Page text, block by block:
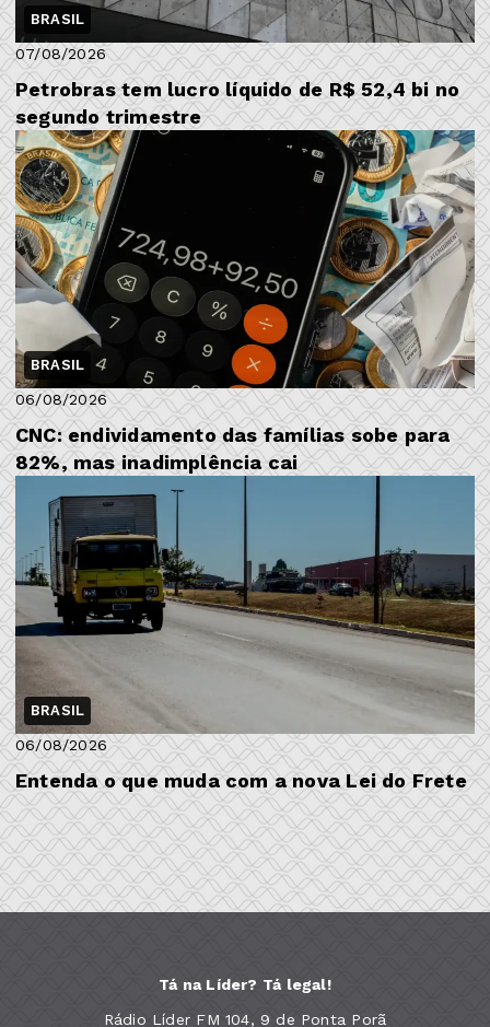
BRASIL
07/08/2026
Petrobras tem lucro líquido de R$ 52,4 bi no
segundo trimestre
BRASIL
06/08/2026
CNC: endividamento das famílias sobe para
82%, mas inadimplência cai
BRASIL
06/08/2026
Entenda o que muda com a nova Lei do Frete
Tá na Líder? Tá legal!
Rádio Líder FM 104, 9 de Ponta Porã